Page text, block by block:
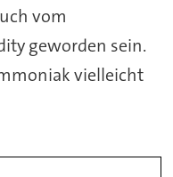
vom
geworden sein.
vielleicht